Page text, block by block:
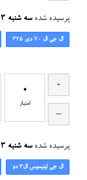
پرسیده شده سه شنبه ۳ تیر ۱۳۹۳
ال جی ال 70 دی ۳۲۵
0
امتیاز
پرسیده شده سه شنبه ۳ تیر ۱۳۹۳
ال جی اپتیموس ال۳ دو